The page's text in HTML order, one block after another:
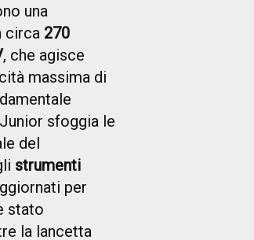
una
circa 270
, che agisce
massima di
sfoggia le
del
strumenti
per
stato
la lancetta